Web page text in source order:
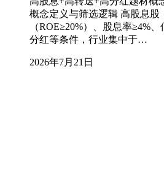
概念定义与筛选逻辑 高股息股
（ROE≥20%）、股息率≥4%
分红等条件，行业集中于…
2026年7月21日